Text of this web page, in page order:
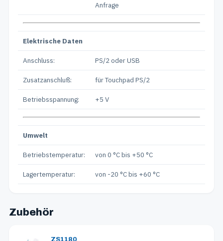
Anfrage
Elektrische Daten
Anschluss: PS/2 oder USB
Zusatzanschluß: für Touchpad PS/2
Betriebsspannung: +5 V
Umwelt
Betriebstemperatur: von 0 °C bis +50 °C
Lagertemperatur: von -20 °C bis +60 °C
Zubehör
ZS1180